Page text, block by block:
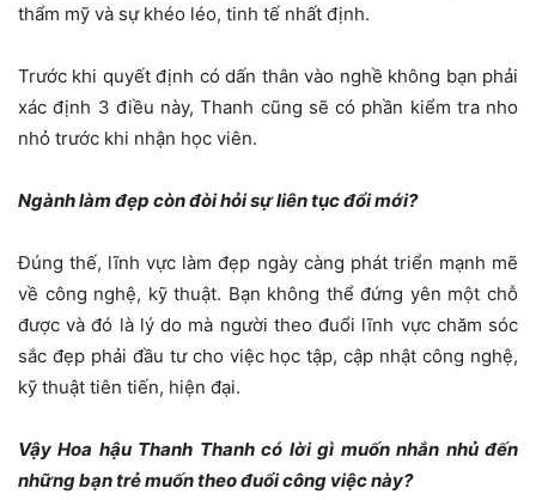
thẩm mỹ và sự khéo léo, tinh tế nhất định.
Trước khi quyết định có dấn thân vào nghề không bạn phải
xác định 3 điều này, Thanh cũng sẽ có phần kiểm tra nho
nhỏ trước khi nhận học viên.
Ngành làm đẹp còn đòi hỏi sự liên tục đổi mới?
Đúng thế, lĩnh vực làm đẹp ngày càng phát triển mạnh mẽ
về công nghệ, kỹ thuật. Bạn không thể đứng yên một chỗ
được và đó là lý do mà người theo đuổi lĩnh vực chăm sóc
sắc đẹp phải đầu tư cho việc học tập, cập nhật công nghệ,
kỹ thuật tiên tiến, hiện đại.
Vậy Hoa hậu Thanh Thanh có lời gì muốn nhắn nhủ đến
những bạn trẻ muốn theo đuổi công việc này?